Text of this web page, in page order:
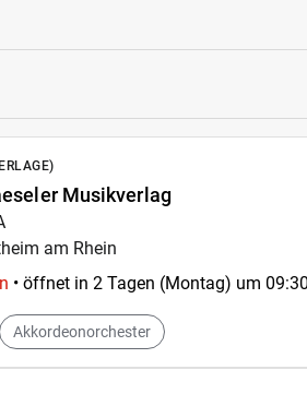
Musikverlag
am Rhein
• öffnet in 2 Tagen (Montag) um
Akkordeonorchester